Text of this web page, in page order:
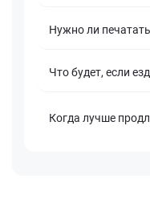
Нужно ли
Что будет, если
Когда лучше